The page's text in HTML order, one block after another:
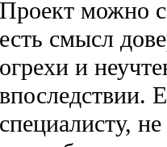
Проект можно
есть смысл
огрехи и
впоследствии.
специалисту,